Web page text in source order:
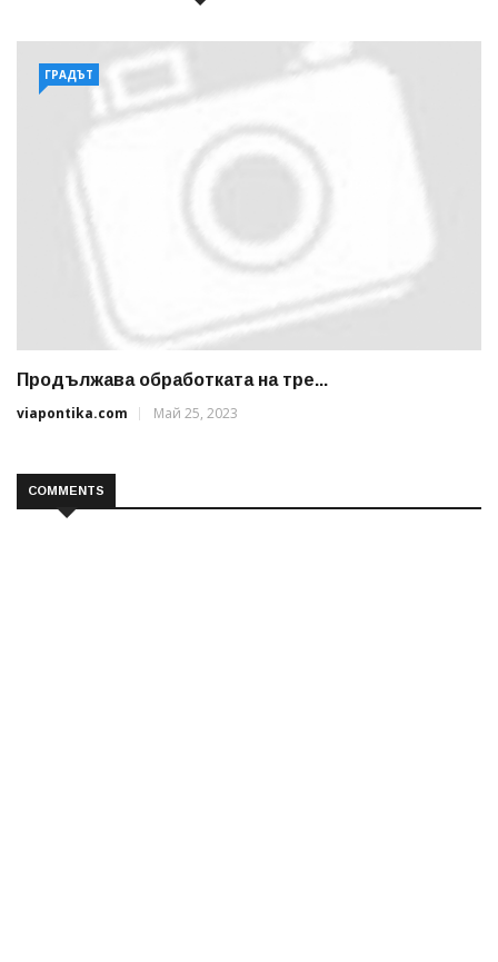
ГРАДЪТ
Продължава обработката на тре...
viapontika.com
Май 25, 2023
COMMENTS